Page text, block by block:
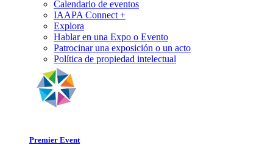
Calendario de eventos
IAAPA Connect +
Explora
Hablar en una Expo o Evento
Patrocinar una exposición o un acto
Política de propiedad intelectual
Premier Event